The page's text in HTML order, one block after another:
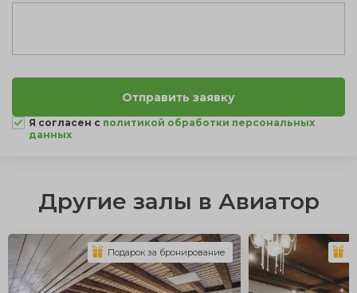
Я согласен с политикой обработки персональных
данных
Другие залы в Авиатор
Подарок за бронирование